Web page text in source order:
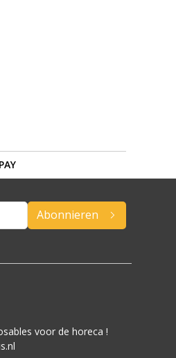
Abonnieren
voor de horeca !